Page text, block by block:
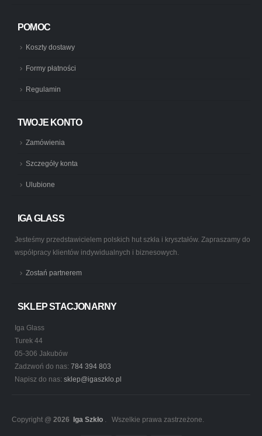
POMOC
Koszty dostawy
Formy płatności
Regulamin
TWOJE KONTO
Zamówienia
Szczegóły konta
Ulubione
IGA GLASS
Jesteśmy przedstawicielem polskich hut szkła i kryształów. Zapraszamy do
współpracy klientów indywidualnych i biznesowych.
Zostań partnerem
SKLEP STACJONARNY
Iga Glass
Turek 44
05-306 Jakubów
Zadzwoń do nas: 784 394 803
Napisz do nas: sklep@igaszklo.pl
Copyright @ 2026 Iga Szkło . Wszelkie prawa zastrzeżone.